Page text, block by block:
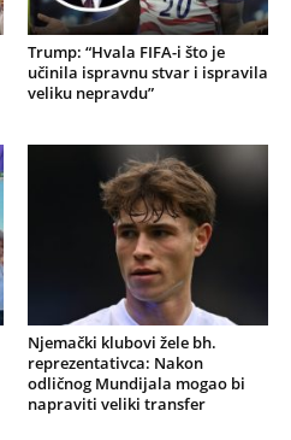
Trump: “Hvala FIFA-i što je
učinila ispravnu stvar i ispravila
veliku nepravdu”
Njemački klubovi žele bh.
reprezentativca: Nakon
odličnog Mundijala mogao bi
napraviti veliki transfer